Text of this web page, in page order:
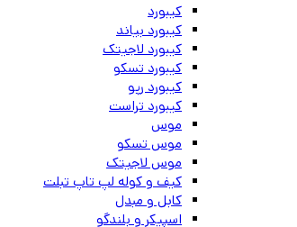
کیبورد
کیبورد بیاند
کیبورد لاجیتک
کیبورد تسکو
کیبورد رپو
کیبورد تراست
موس
موس تسکو
موس لاجیتک
کیف و کوله لپ تاپ تبلت
کابل و مبدل
اسپیکر و بلندگو